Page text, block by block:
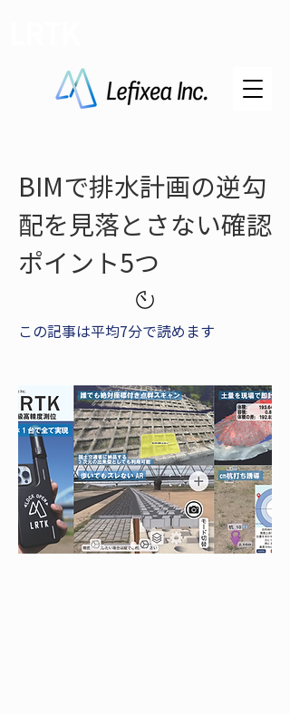
BIMで排水計画の逆勾
配を見落とさない確認
ポイント5つ
この記事は平均7分で読めます